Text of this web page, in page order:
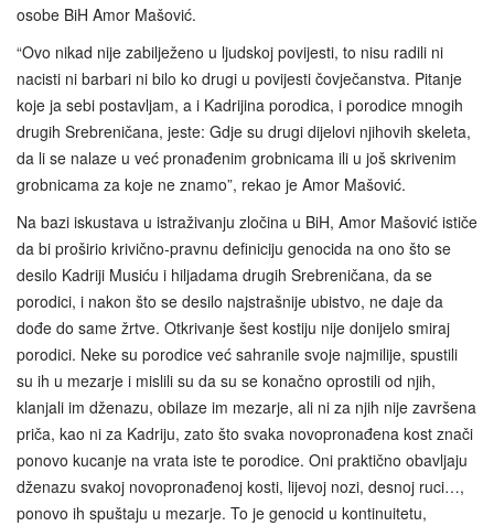
osobe BiH Amor Mašović.
“Ovo nikad nije zabilježeno u ljudskoj povijesti, to nisu radili ni
nacisti ni barbari ni bilo ko drugi u povijesti čovječanstva. Pitanje
koje ja sebi postavljam, a i Kadrijina porodica, i porodice mnogih
drugih Srebreničana, jeste: Gdje su drugi dijelovi njihovih skeleta,
da li se nalaze u već pronađenim grobnicama ili u još skrivenim
grobnicama za koje ne znamo”, rekao je Amor Mašović.
Na bazi iskustava u istraživanju zločina u BiH, Amor Mašović ističe
da bi proširio krivično‑pravnu definiciju genocida na ono što se
desilo Kadriji Musiću i hiljadama drugih Srebreničana, da se
porodici, i nakon što se desilo najstrašnije ubistvo, ne daje da
dođe do same žrtve. Otkrivanje šest kostiju nije donijelo smiraj
porodici. Neke su porodice već sahranile svoje najmilije, spustili
su ih u mezarje i mislili su da su se konačno oprostili od njih,
klanjali im dženazu, obilaze im mezarje, ali ni za njih nije završena
priča, kao ni za Kadriju, zato što svaka novopronađena kost znači
ponovo kucanje na vrata iste te porodice. Oni praktično obavljaju
dženazu svakoj novopronađenoj kosti, lijevoj nozi, desnoj ruci…,
ponovo ih spuštaju u mezarje. To je genocid u kontinuitetu,